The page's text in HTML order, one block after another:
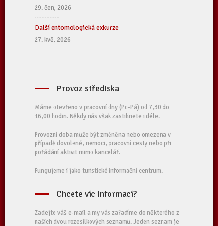
29. čen, 2026
Další entomologická exkurze
27. kvě, 2026
Provoz střediska
Máme otevřeno v pracovní dny (Po-Pá) od 7,30 do
16,00 hodin. Někdy nás však zastihnete i déle.
Provozní doba může být změněna nebo omezena v
případě dovolené, nemoci, pracovní cesty nebo při
pořádání aktivit mimo kancelář.
Fungujeme i jako turistické informační centrum.
Chcete víc informací?
Zadejte váš e-mail a my vás zařadíme do některého z
našich dvou rozesílkových seznamů. Jeden seznam je